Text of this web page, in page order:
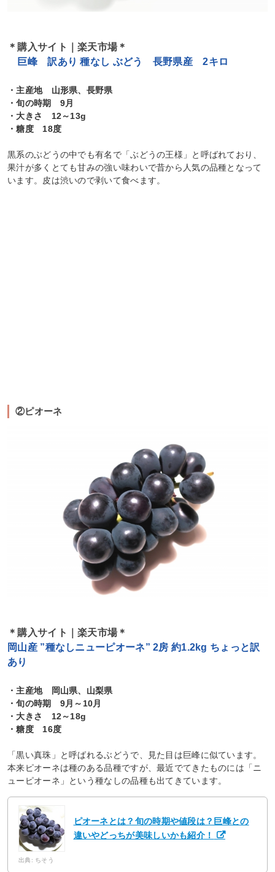
＊購入サイト｜楽天市場＊
巨峰 訳あり 種なし ぶどう 長野県産 2キロ
・主産地 山形県、長野県
・旬の時期 9月
・大きさ 12～13g
・糖度 18度
黒系のぶどうの中でも有名で「ぶどうの王様」と呼ばれており、
果汁が多くとても甘みの強い味わいで昔から人気の品種となって
います。皮は渋いので剥いて食べます。
②ピオーネ
＊購入サイト｜楽天市場＊
岡山産 ”種なしニューピオーネ” 2房 約1.2kg ちょっと訳
あり
・主産地 岡山県、山梨県
・旬の時期 9月～10月
・大きさ 12～18g
・糖度 16度
「黒い真珠」と呼ばれるぶどうで、見た目は巨峰に似ています。
本来ピオーネは種のある品種ですが、最近でてきたものには「ニ
ューピオーネ」という種なしの品種も出てきています。
ピオーネとは？旬の時期や値段は？巨峰との
違いやどっちが美味しいかも紹介！
出典: ちそう